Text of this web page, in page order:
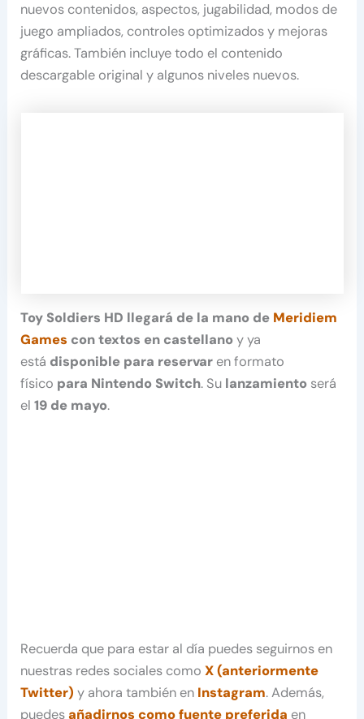
nuevos contenidos, aspectos, jugabilidad, modos de
juego ampliados, controles optimizados y mejoras
gráficas. También incluye todo el contenido
descargable original y algunos niveles nuevos.
Toy Soldiers HD llegará de la mano de Meridiem
Games con textos en castellanoy ya
está disponible para reservar en formato
físico para Nintendo Switch. Su lanzamiento será
el19 de mayo.
Recuerda que para estar al día puedes seguirnos en
nuestras redes sociales comoX (anteriormente
Twitter) y ahora también en Instagram. Además,
puedesañadirnos como fuente preferida en